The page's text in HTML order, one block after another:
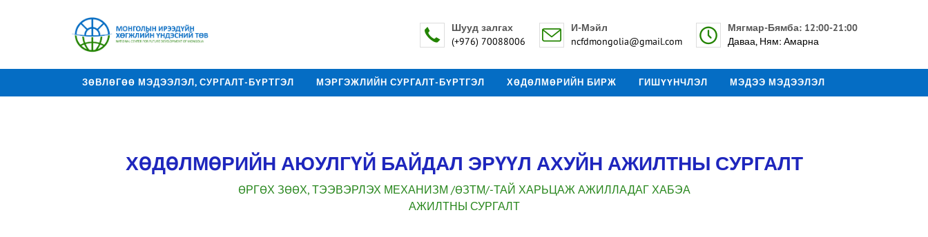
Шууд залгах
(+976) 70088006
И-Мэйл
ncfdmongolia@gmail.com
Мягмар-Бямба: 12:00-21:00
Даваа, Ням: Амарна
ЗӨВЛӨГӨӨ МЭДЭЭЛЭЛ, СУРГАЛТ-БҮРТГЭЛ МЭРГЭЖЛИЙН СУРГАЛТ-БҮРТГЭЛ ХӨДӨЛМӨРИЙН БИРЖ ГИШҮҮНЧЛЭЛ МЭДЭЭ МЭДЭЭЛЭЛ
ХӨДӨЛМӨРИЙН АЮУЛГҮЙ БАЙДАЛ ЭРҮҮЛ АХУЙН АЖИЛТНЫ СУРГАЛТ
ӨРГӨХ ЗӨӨХ, ТЭЭВЭРЛЭХ МЕХАНИЗМ /ӨЗТМ/-ТАЙ ХАРЬЦАЖ АЖИЛЛАДАГ ХАБЭА
АЖИЛТНЫ СУРГАЛТ